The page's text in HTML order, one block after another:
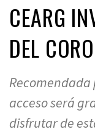
CEARG
DEL
acceso será
disfrutar de